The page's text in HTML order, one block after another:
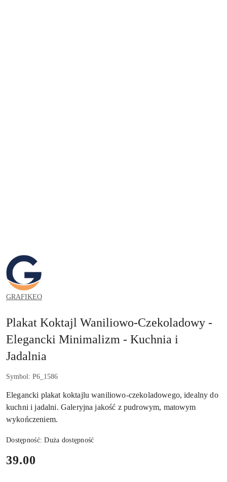
GRAFIKEO.PL
GRAFIKEO
Plakat Koktajl Waniliowo-Czekoladowy -
Elegancki Minimalizm - Kuchnia i
Jadalnia
Symbol: P6_1586
Elegancki plakat koktajlu waniliowo-czekoladowego, idealny do
kuchni i jadalni. Galeryjna jakość z pudrowym, matowym
wykończeniem.
Dostępność:Duża dostępność
cena:
39.00